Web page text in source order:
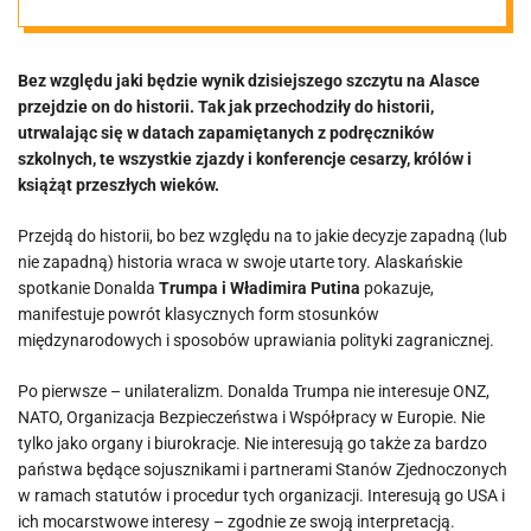
Bez względu jaki będzie wynik dzisiejszego szczytu na Alasce
przejdzie on do historii. Tak jak przechodziły do historii,
utrwalając się w datach zapamiętanych z podręczników
szkolnych, te wszystkie zjazdy i konferencje cesarzy, królów i
książąt przeszłych wieków.
Przejdą do historii, bo bez względu na to jakie decyzje zapadną (lub
nie zapadną) historia wraca w swoje utarte tory. Alaskańskie
spotkanie Donalda Trumpa i Władimira Putina pokazuje,
manifestuje powrót klasycznych form stosunków
międzynarodowych i sposobów uprawiania polityki zagranicznej.
Po pierwsze – unilateralizm. Donalda Trumpa nie interesuje ONZ,
NATO, Organizacja Bezpieczeństwa i Współpracy w Europie. Nie
tylko jako organy i biurokracje. Nie interesują go także za bardzo
państwa będące sojusznikami i partnerami Stanów Zjednoczonych
w ramach statutów i procedur tych organizacji. Interesują go USA i
ich mocarstwowe interesy – zgodnie ze swoją interpretacją.